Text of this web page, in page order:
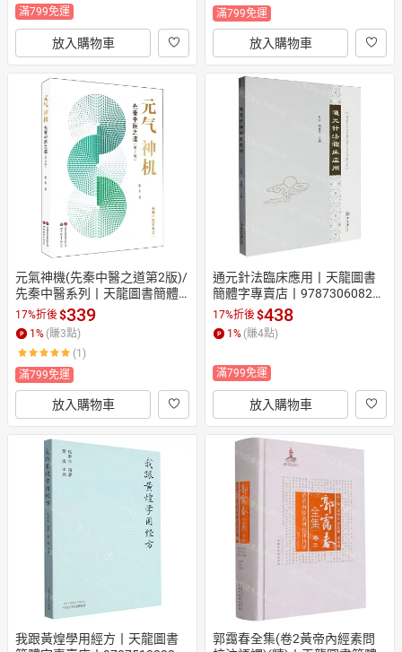
滿799免運
放入購物車
滿799免運
放入購物車
元氣神機(先秦中醫之道第2版)/
先秦中醫系列丨天龍圖書簡體
字專賣店丨9787523214572 (tl
2602)
17%折後$339
1% (賺3點)
(1)
滿799免運
放入購物車
通元針法臨床應用丨天龍圖書
簡體字專賣店丨978730608282
4 (tl2607)
17%折後$438
1% (賺4點)
滿799免運
放入購物車
我跟黃煌學用經方丨天龍圖書
郭靄春全集(卷2黃帝內經素問